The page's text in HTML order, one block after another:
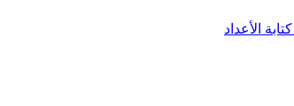
الأعداد